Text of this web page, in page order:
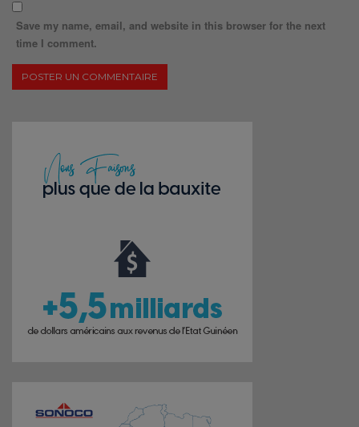
Save my name, email, and website in this browser for the next
time I comment.